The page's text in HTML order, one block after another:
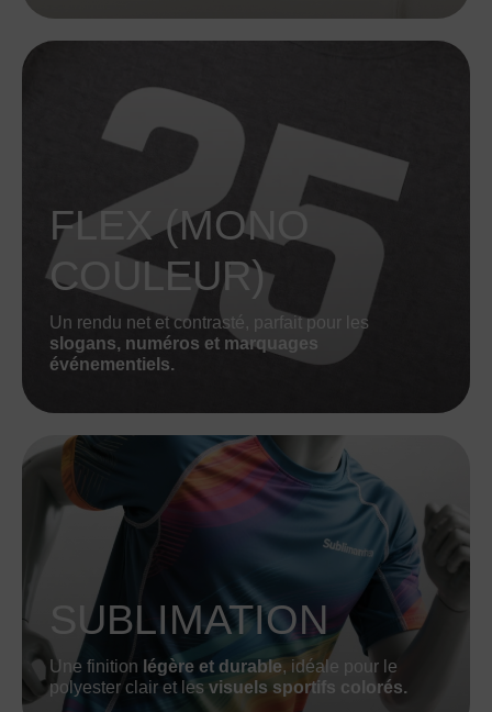
FLEX (MONO
COULEUR)
Un rendu net et contrasté, parfait pour les
slogans, numéros et marquages
événementiels.
SUBLIMATION
Une finition légère et durable, idéale pour le
polyester clair et les visuels sportifs colorés.